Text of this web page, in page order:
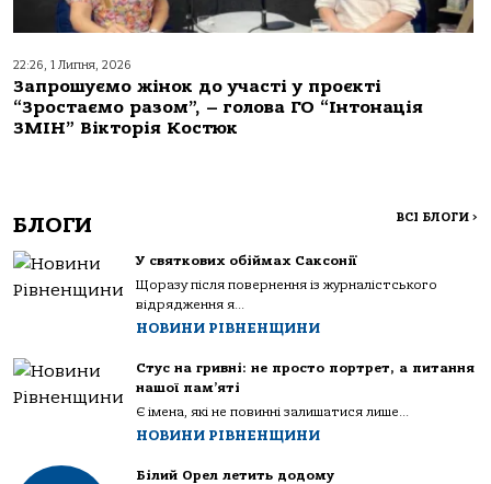
22:26, 1 Липня, 2026
Запрошуємо жінок до участі у проєкті
“Зростаємо разом”, – голова ГО “Інтонація
ЗМІН” Вікторія Костюк
БЛОГИ ВСІ БЛОГИ >
У святкових обіймах Саксонії
Щоразу після повернення із журналістського
відрядження я...
НОВИНИ РІВНЕНЩИНИ
Стус на гривні: не просто портрет, а питання
нашої пам’яті
Є імена, які не повинні залишатися лише...
НОВИНИ РІВНЕНЩИНИ
Білий Орел летить додому